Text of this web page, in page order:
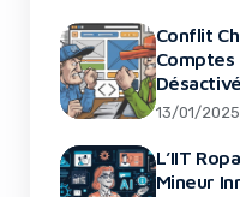
Conflit
Comptes
13/01/2025
L’IIT
Mineur